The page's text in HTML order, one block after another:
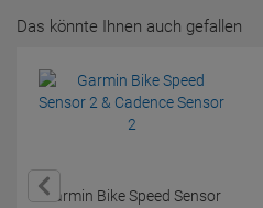
Das könnte Ihnen auch gefallen
Garmin Bike Speed Sensor